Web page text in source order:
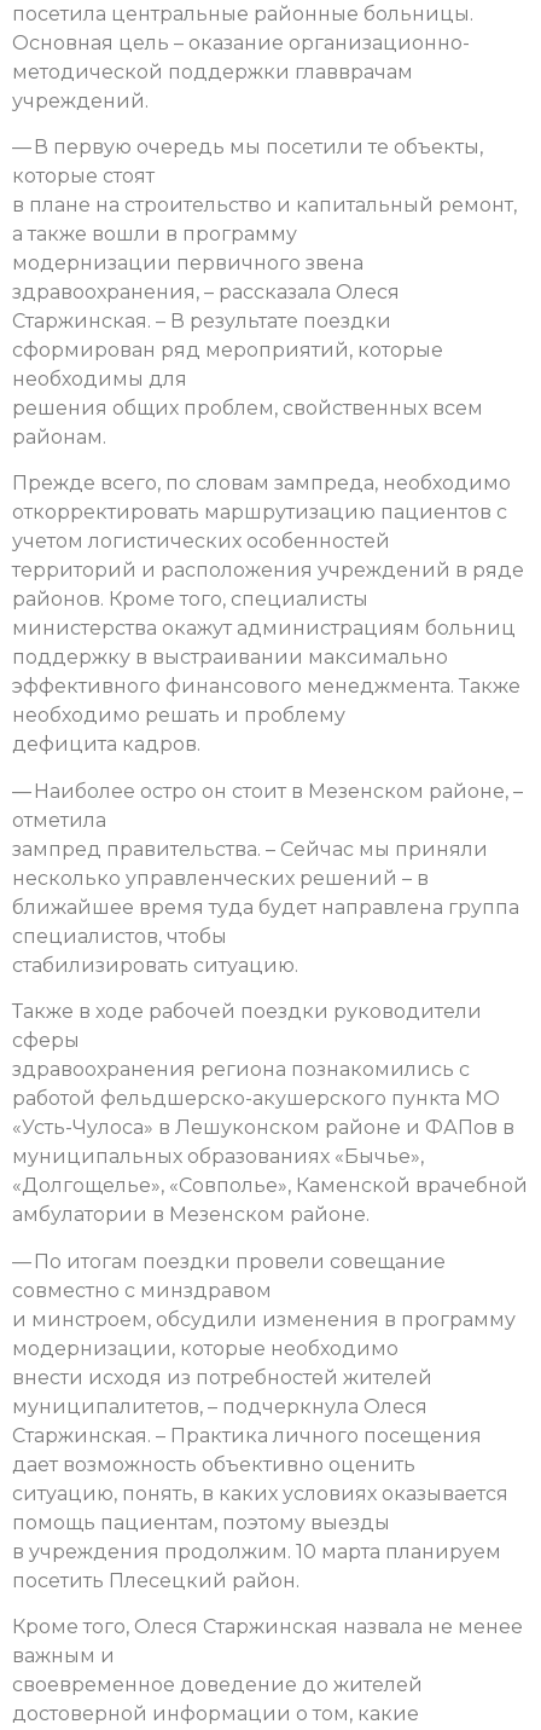
посетила центральные районные больницы.
Основная цель – оказание организационно-
методической поддержки главврачам
учреждений.
— В первую очередь мы посетили те объекты,
которые стоят
в плане на строительство и капитальный ремонт,
а также вошли в программу
модернизации первичного звена
здравоохранения, – рассказала Олеся
Старжинская. – В результате поездки
сформирован ряд мероприятий, которые
необходимы для
решения общих проблем, свойственных всем
районам.
Прежде всего, по словам зампреда, необходимо
откорректировать маршрутизацию пациентов с
учетом логистических особенностей
территорий и расположения учреждений в ряде
районов. Кроме того, специалисты
министерства окажут администрациям больниц
поддержку в выстраивании максимально
эффективного финансового менеджмента. Также
необходимо решать и проблему
дефицита кадров.
— Наиболее остро он стоит в Мезенском районе, –
отметила
зампред правительства. – Сейчас мы приняли
несколько управленческих решений – в
ближайшее время туда будет направлена группа
специалистов, чтобы
стабилизировать ситуацию.
Также в ходе рабочей поездки руководители
сферы
здравоохранения региона познакомились с
работой фельдшерско-акушерского пункта МО
«Усть-Чулоса» в Лешуконском районе и ФАПов в
муниципальных образованиях «Бычье»,
«Долгощелье», «Совполье», Каменской врачебной
амбулатории в Мезенском районе.
— По итогам поездки провели совещание
совместно с минздравом
и минстроем, обсудили изменения в программу
модернизации, которые необходимо
внести исходя из потребностей жителей
муниципалитетов, – подчеркнула Олеся
Старжинская. – Практика личного посещения
дает возможность объективно оценить
ситуацию, понять, в каких условиях оказывается
помощь пациентам, поэтому выезды
в учреждения продолжим. 10 марта планируем
посетить Плесецкий район.
Кроме того, Олеся Старжинская назвала не менее
важным и
своевременное доведение до жителей
достоверной информации о том, какие